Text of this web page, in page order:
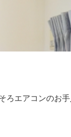
ろエアコンのお